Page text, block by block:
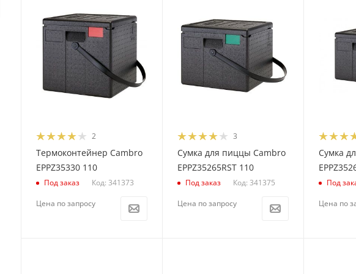
2
Термоконтейнер Cambro
EPPZ35330 110
Под заказ Код: 341373
Цена по запросу
3
Сумка для пиццы Cambro
EPPZ35265RST 110
Под заказ Код: 341375
Цена по запросу
Сумка
Под
Цена по